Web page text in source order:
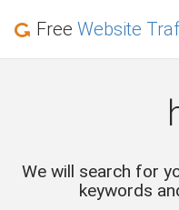
Free Website
We will search for
keywords